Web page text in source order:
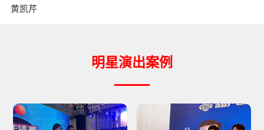
黄凯芹
明星演出案例